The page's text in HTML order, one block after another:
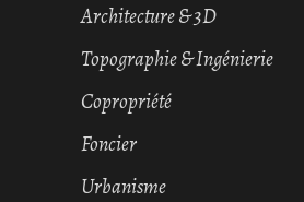
Architecture & 3D
Topographie & Ingénierie
Copropriété
Foncier
Urbanisme